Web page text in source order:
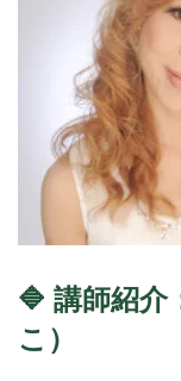
🔷 講師紹介
こ）